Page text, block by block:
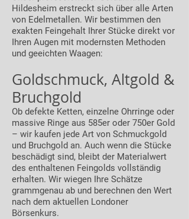
Hildesheim erstreckt sich über alle Arten
von Edelmetallen. Wir bestimmen den
exakten Feingehalt Ihrer Stücke direkt vor
Ihren Augen mit modernsten Methoden
und geeichten Waagen:
Goldschmuck, Altgold &
Bruchgold
Ob defekte Ketten, einzelne Ohrringe oder
massive Ringe aus 585er oder 750er Gold
– wir kaufen jede Art von Schmuckgold
und Bruchgold an. Auch wenn die Stücke
beschädigt sind, bleibt der Materialwert
des enthaltenen Feingolds vollständig
erhalten. Wir wiegen Ihre Schätze
grammgenau ab und berechnen den Wert
nach dem aktuellen Londoner
Börsenkurs.